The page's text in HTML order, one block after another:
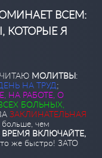
ВСЕМ:
КОТОРЫЕ Я
ЧИТАЮ МОЛИТВЫ:
НА ТРУД;
НА РАБОТЕ, О
БОЛЬНЫХ,
ЗАКЛИНАТЕЛЬНАЯ
чем
ВКЛЮЧАЙТЕ,
же быстро! ЗАТО